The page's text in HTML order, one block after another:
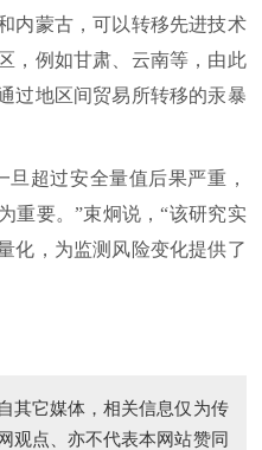
内蒙古，可以转移先进技术
，例如甘肃、云南等，由此
过地区间贸易所转移的汞暴
超过安全量值后果严重，
重要。”束炯说，“该研究实
化，为监测风险变化提供了
其它媒体，相关信息仅为传
观点、亦不代表本网站赞同